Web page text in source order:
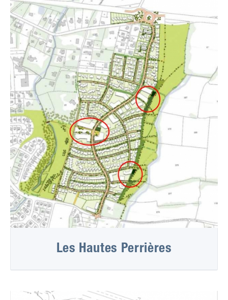
Les Hautes Perrières